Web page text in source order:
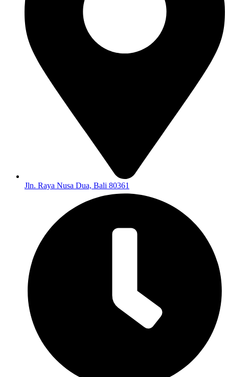
Jln. Raya Nusa Dua, Bali 80361